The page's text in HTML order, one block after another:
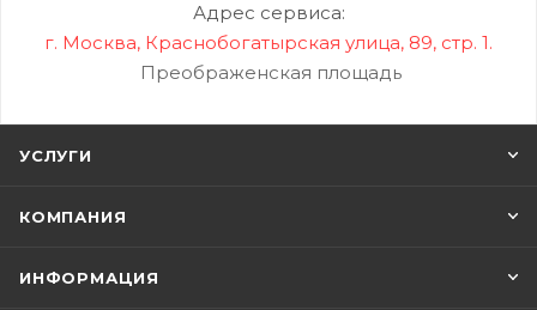
Адрес сервиса:
г. Москва, Краснобогатырская улица, 89, стр. 1.
Преображенская площадь
УСЛУГИ
КОМПАНИЯ
ИНФОРМАЦИЯ